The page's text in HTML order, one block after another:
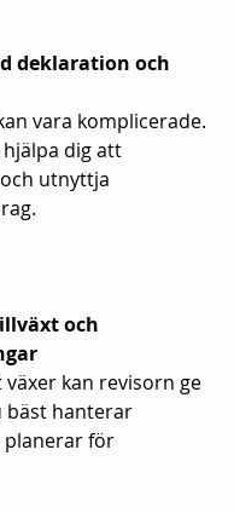
deklaration och
dig att
utnyttja
och
bäst hanterar
planerar för